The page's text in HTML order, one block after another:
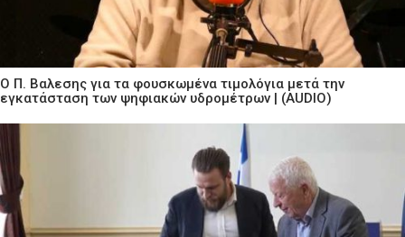
Ο Π. Βαλεσης για τα φουσκωμένα τιμολόγια μετά την
εγκατάσταση των ψηφιακών υδρομέτρων | (AUDIO)